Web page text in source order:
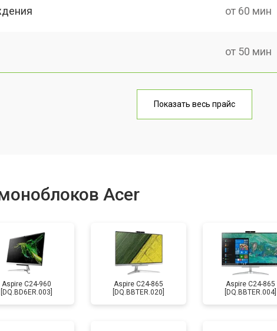
от 60 мин
от 50 мин
от 60 мин
Показать весь прайс
Acer
Aspire C24-960
[DQ.BD6ER.003]
Aspire C24-865
[DQ.BBTER.020]
Aspire C24-865
[DQ.BBTER.004]